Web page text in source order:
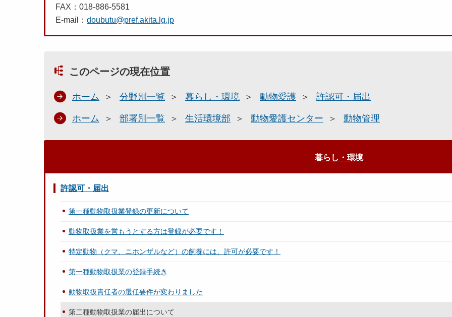
FAX：018-886-5581
E-mail： doubutu@pref.akita.lg.jp
このページの現在位置
ホーム 分野別一覧 暮らし・環境 動物愛護 許認可・届出
ホーム 部署別一覧 生活環境部 動物愛護センター 動物管理
暮らし・環境
許認可・届出
第一種動物取扱業登録の更新について
動物取扱業を営もうとする方は登録が必要です！
特定動物（クマ、ニホンザルなど）の飼養には、許可が必要です！
第一種動物取扱業の登録手続き
動物取扱責任者の選任要件が変わりました
第二種動物取扱業の届出について